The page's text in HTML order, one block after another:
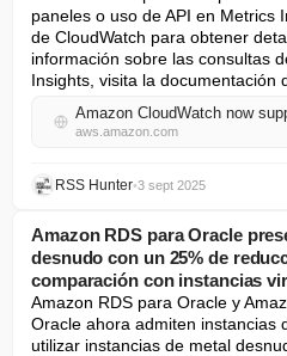
paneles o uso de API en Metrics
de CloudWatch para obtener
información sobre las consultas
Insights, visita la documentación
aws.amazon.com
RSS Hunter•3 sept 2025
Amazon RDS para Oracle
desnudo con un 25% de
comparación con instancias
Amazon RDS para Oracle y
Oracle ahora admiten instancias
utilizar instancias de metal